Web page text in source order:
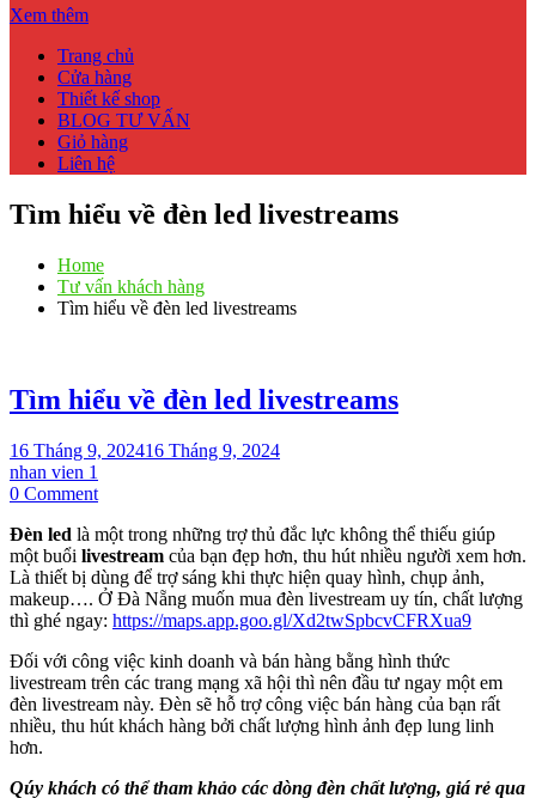
Xem thêm
Trang chủ
Cửa hàng
Thiết kế shop
BLOG TƯ VẤN
Giỏ hàng
Liên hệ
Tìm hiểu về đèn led livestreams
Home
Tư vấn khách hàng
Tìm hiểu về đèn led livestreams
Tìm hiểu về đèn led livestreams
16 Tháng 9, 202416 Tháng 9, 2024
nhan vien 1
0 Commenton
hiểu
về
đèn
led
livestreams
Đèn led là một trong những trợ thủ đắc lực không thể thiếu giúp
một buổi livestream của bạn đẹp hơn, thu hút nhiều người xem hơn.
Là thiết bị dùng để trợ sáng khi thực hiện quay hình, chụp ảnh,
makeup…. Ở Đà Nẵng muốn mua đèn livestream uy tín, chất lượng
thì ghé ngay: https://maps.app.goo.gl/Xd2twSpbcvCFRXua9
Đối với công việc kinh doanh và bán hàng bằng hình thức
livestream trên các trang mạng xã hội thì nên đầu tư ngay một em
đèn livestream này. Đèn sẽ hỗ trợ công việc bán hàng của bạn rất
nhiều, thu hút khách hàng bởi chất lượng hình ảnh đẹp lung linh
hơn.
Qúy khách có thể tham khảo các dòng đèn chất lượng, giá rẻ qua